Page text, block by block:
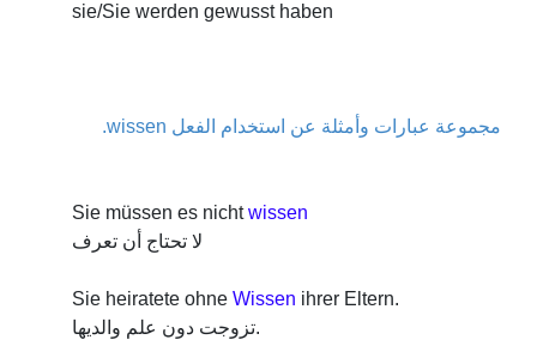
sie/Sie werden gewusst haben
مجموعة عبارات وأمثلة عن استخدام الفعل wissen.
Sie müssen es nichtwissen
Sie heiratete ohne Wissen ihrer Eltern.
تزوجت دون علم والديها.